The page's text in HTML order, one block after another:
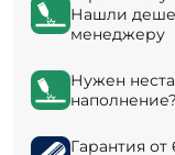
Нашли
менеджеру
Нужен
Гарантия от